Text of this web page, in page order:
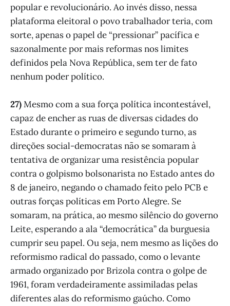
popular e revolucionário. Ao invés disso, nessa
plataforma eleitoral o povo trabalhador teria, com
sorte, apenas o papel de “pressionar” pacífica e
sazonalmente por mais reformas nos limites
definidos pela Nova República, sem ter de fato
nenhum poder político.
27)Mesmo com a sua força política incontestável,
capaz de encher as ruas de diversas cidades do
Estado durante o primeiro e segundo turno, as
direções social-democratas não se somaram à
tentativa de organizar uma resistência popular
contra o golpismo bolsonarista no Estado antes do
8 de janeiro, negando o chamado feito pelo PCB e
outras forças políticas em Porto Alegre. Se
somaram, na prática, ao mesmo silêncio do governo
Leite, esperando a ala “democrática” da burguesia
cumprir seu papel. Ou seja, nem mesmo as lições do
reformismo radical do passado, como o levante
armado organizado por Brizola contra o golpe de
1961, foram verdadeiramente assimiladas pelas
diferentes alas do reformismo gaúcho. Como